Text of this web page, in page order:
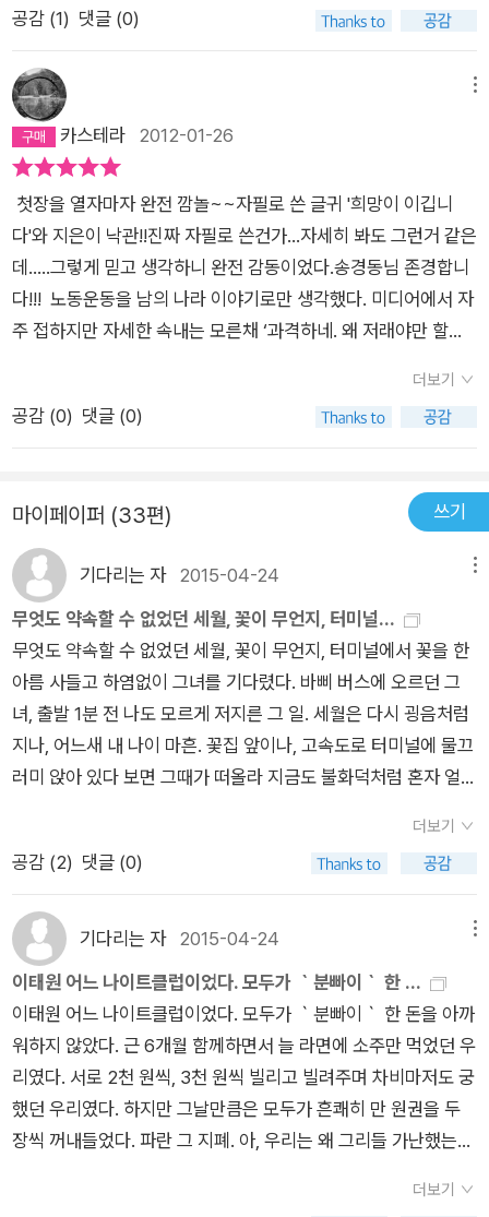
더라도 영혼을 팔지 않는 일이니까. 모두 함께 다른 세상을 꿈꾸
자. 꿈은 꾸는 순간 절반은 이루어지니까.(p 138) 왜 난 송경동
씨처럼 꿈을 꾸지 못하는 것일까? 그러면 안된다고 생각하면서
꿈을 향해 달려가지만, 그것과는 별개로 어느새 가능과 불가능을
판단하고 있는 내 모습이 비겁해 보인다. '꿈은 꾸는 순간 절반은
가 위에 언급한 선생님께서 수업시간에 하셨던 말이 생각이 났다.
'마틴 루터 킹 목사의 연설은 글로 볼 것이 아니라 직접 들어야 한
다. 시간이 되면 인터넷에서 찾아서 들어봐라.' 책을 덮고 연설을
찾아서 들었다. 'I have a dream'이라는 유명한 연설! 우리가 생
각하기에 아주 부드럽고 아련한 목소리로 우리의 감성을 자극할
것이라 상상했지만 실제 연설은 정반대다. 마틴 루터 킹 목사가
연설하는 내내 그의 연설을 듣는 사람들의 말소리가 같이 섞여서
대로 담겨 있다. 마틴 루터 킹 목사의 목소리도 부드럽지도, 그리
고 아련하지도 않다. 힘이 있고, 사람들을 선동하는 것처럼 열변
을 토한다. 아마 조현오 총장이 그 자리에 있었다면 그 특유의 목
소리로 '물대포 쏴'하고 외쳤을 지도 모르겠다. 메이저 언론에서
는 '빨갱이 목사, 선동가, 폭력 시위 유발자'라는 자극적인 기사 제
목을 달면서 사회면 톱으로 다루었을지도 모르겠다. 그정도로 그
의 목소리는 열정적이다. 아니다. 더 정확하게 말하면 격정적이
다. 전율이 흐른다. 나도 모르게 그 안으로 빨려 들어간다. 옆에서
헤드셋 너머로 들리는 소리를 듣고 데모하는 영상을 듣냐고 물어
본다. 마틴 루터 킹 목사의 연설을 듣고, 생각 난 김에 인터넷에
서 송경동씨의 추모시 낭독 영상을 찾아본다. 용산 참사 피해자들
을 추모하면서 쓴 시를 낭독하는데 차마 마지막까지 듣지 못했다.
딱 어울린다. '나는 네번 죽었지만 아직 살아 있다'는 시인의 절규
가 새파랗게 날 선 칼이 되어 내 가슴에 박힌다. 마틴 루터 킹 목
사도 그렇고 송경동 시인도 그렇고 아직 꿈을 포기 하지 못하는
이들은 이렇게나 열정적인가 보다. 이제 나도 조금 더 꿈을 꿔보
기로 한다. 희망 고문? 좋다. 고문을 고문이라고 느끼는 것도, 아
픔을 느끼는 것도, 절망감을 느끼는 것도 아직 내가 살아 있다는
증거가 아니겠는가? 아직 내가 세상과 야합하지 않은 증거가 아
니겠는가? 밤새워 노래와 춤과 이야기들이 끊이지 않을 것이다.
것이다. 그게 무슨 힘이 될 거냐고? 하지만 우리는 믿는다. 사람
슬픈 일이라는 것은 그의 산문집을 읽어보면 알게 된다. 그의 산
만 또 전혀 변하지 않거나 더 나빠졌다. 오죽하면 다같이 잘 사는
세상을 꿈꾸는 자가 잡혀가는 세상이 되었겠는가. 달라지지 않는
세상을 사는 동안 그는 대추리, 기륭전자, 용산, 콜트 콜텍, 85호
크레인, 희망버스와 함께 살았다. 그렇게 많은 사람들이 죽거나
다치고, 감옥에 가고 나오는 동안 노동자, 가진 것 없는 자의 삶은
조금도 나아지지 않았다. 그러니 그의 말대로 이 나라는 참으로
‘이상한 나라’다. 그렇지만 또 그들이 사는 세상은 얼마나 인정 많
고 눈물 많고 사연 많고 착한 사람들인지. 그저 순리대로 살자고
그렇게 살면 언젠가는 좀 번듯하게, 혹은 사우나 정도는 남에게
의 눈으로 대신 가본 그곳에서는 그게 참 어렵고 힘들어 보인다.
순간 순간 미안함과 죄스러움으로 눈물이 나오는데 그러다가 그
의 글을 거의 다 읽을 무렵에는 내가 한심해져서 눈물이 났다. 그
눈물은 죄스러움도 미안함도 아니다. 아무것도 아닌 나에 대한 연
민 때문이다. 깨지고 부러지면서도 눈 하나 깜짝 하지 않는 그와
그들은 얼마나 강한 사람들이란 말인가. 그러니 300일이 넘도록
공중에 매달려 지내면서도 웃음을 잃지 않았던 김진숙에게 더 이
상 미안함을 가질 수 없었다. 제 발로 걸어간 경찰서에서 우습게
도 수감이 된 송경동 시인은 그 안에서 조차 “내 안에 도사린 어
떤 역사와 진보에 대한 패배 의식”을 반성하면서 자신을 질책한
다. “정리 해고와 비정규직화는 어쩔 수 없다는 이 시대의 감옥에
서, 모든 억압과 좌절의 감옥에서 더 많은 사람들이 나비처럼 훨
훨 날아 오르는 꿈을 꾸”(<작가의 말>에서)는 그에게 죄책감을
못함에서 오는 것이라기 보다는 나는 그들보다 낫다는 못난 여유
와 안도감에서 오는 것이기 때문이다. 나는 얼마나 쉽게 무너지
고 좌절하고 비겁해 질 수 있는지 잘 안다. 목숨을 걸고 지켜야 할
사람이 없는 사람이다. 감옥 조차 억압하지 못하는 자유로운 영혼
과 강한 신념을 가진 그들을 그저 한없이 존경할 뿐이다. 책을 덮
고 이런 저런 생각으로 나를 못살게 구는 사이, 송경동과 정진우
는 보석허가를 받고 석방되었다. 쌍용차로, 콜트 콜텍 현장으로
또 냅다 달려가리라. 나는 앞으로도 이런 핑계 저런 이유로 희망
버스를 타는 용기를 내지는 못할 것이다. 또 다시 촛불이 광장을
뒤덮을 때도 맨 나중에나 겨우 몸을 움직일 것이다. 그러다가 때
를 놓치고는 비겁하게 안도를 하거나. 진저리를 치며 그래도 할
수 없이 나는 나의 논리와 나의 이유로 그들과 함께 이 시간을 살
다. 굳이 저렇게 해야하나, 이젠 본인과 상관없는 일이 아닌가, 난
내가 얼마나 무지했었는가, 내가 얼마나 날이 선 사람이었는가,
내가 얼마나 이기적이었었던가. 그들은 자신들이 죽은 열사들을
죽인 자라며 비통해했다. 같이 투쟁하고, 같이 희망을 꿈꿨음에도
면 그에 무지했던 나는 어떤 사람이란 말인가. 난 그들의 시체에
몇 번이고 확인 사살한 잔인 무도한 사람이 아니겠는가. 이렇게
문학은 나를 겸허하게 만들고 나를 눈물짓게 만들고 나를 무릎꿇
게 만든다. 자존심이 꽤 세다는 말을 듣는 나도 문학에는 늘 지고
만다. <느낌의 공동체>에서 신형철 평론가가 말했듯 늘 지는 쪽
은 더 사랑하는 쪽이다. 그들을 무자비하게 확인 사살했다는 사실
에 마음을 다친 나는 그래도 문학을 아주 많이 사랑해서 다행이라
단어는 이런 글에나 어울릴 수 있는 말이다. 사회에 대한 개인의
끝없는 투쟁이 몸에 오롯이 새겨낸 상처가 글로 되살아나고 그 글
이 독자의 마음에 다시 한 번 새겨지며 눈물 지을 때 비로소 진정
성은 완성되는 것이다. 마음이 아파 한 번에 읽을 수가 없었다. 어
려운 책은 아니었지만 한 장 한 장이 힘이 들었다. 종이가 담고 있
는 텍스트가 이렇게 날카롭고도 따뜻할 수 있는 법이라는 것이 새
삼 놀라웠다. '모두에게 일독을' 권하고 싶은 이 책은 한 개인의
투쟁사이다. 하지만 개인의 투쟁은 사회의 구조와, 세상의 모순과
연결되지 않을 리가 없다. 한 개인의 투쟁사를 통해 난 한 사회의
구조를 보았고 그 구조가 얽혀있는 세상의 모순을 보았다. 그것을
본 순간, 나 역시 피해자임과 동시에 가해자임을 알았고 끝없는
번민과 자기반성을 해야만 했다. 그럼에 이 쉽지 않은, 마음을 몇
만 같다.
공감 (1) 댓글 (0)
카스테라 2012-01-26
첫장을 열자마자 완전 깜놀~~자필로 쓴 글귀 '희망이 이깁니
다'와 지은이 낙관!!진짜 자필로 쓴건가...자세히 봐도 그런거 같은
데.....그렇게 믿고 생각하니 완전 감동이었다.송경동님 존경합니
다!!! 노동운동을 남의 나라 이야기로만 생각했다. 미디어에서 자
주 접하지만 자세한 속내는 모른채 ‘과격하네. 왜 저래야만 할까?
자본주의 아래 고통을 받고 있는건 알지만 실제 그걸 바꾸기 위해
용감히 나서는 그들이 자랑스러웠다. 나 역시도 자본주의 아래 고
통받고 있는 한 사람일지 모른다. 하지만 난 그저 방관자로 직접
적인 큰 피해를 보지 않았으니 눈치보며 살아가는 비겁자란 생각
이 들었다. 그들은 남들을 위해 자신의 희생을 아끼지 않는다. 자
신의 한 몸 희생으로 이세상이 다 변하리라 생각지 않지만 작은
불씨는 될 수 있다는 신념이 있다. 그래 작은 불씨 하나하나가 모
여 큰 불꽃을 이룬다는 믿음. 하지만 아직도 거대 자본의 힘과 그
들 밑에 있는 권력은 이 불꽃을 너무 쉽게 꺼뜨릴 수 있는게 현실
이다. 이 가슴 아픈 현실앞에서 오늘도 울부짖고 있다. 단지 원하
는건 인간의 기본적인 살 권리다. 당연한 권리를 묵살 당하는 이
시대에 나의 위치는 어디일까?
더보기
공감 (0) 댓글 (0)
마이페이퍼 (33편) 쓰기
기다리는 자2015-04-24
무엇도 약속할 수 없었던 세월, 꽃이 무언지, 터미널...
무엇도 약속할 수 없었던 세월, 꽃이 무언지, 터미널에서 꽃을 한
아름 사들고 하염없이 그녀를 기다렸다. 바삐 버스에 오르던 그
녀, 출발 1분 전 나도 모르게 저지른 그 일. 세월은 다시 굉음처럼
지나, 어느새 내 나이 마흔. 꽃집 앞이나, 고속도로 터미널에 물끄
러미 앉아 있다 보면 그때가 떠올라 지금도 불화덕처럼 혼자 얼굴
만났다 짧은 생의 향기마저 나누지 못하고 헤어진 우리. 지금도
어느 회사 1층과 지하 창고에서는 그런 청년들의 숨은 이야기가
웃음꽃을 피우고 있을까. 그 청년들의 사랑에 부디 ｀사랑만이｀
있기를.(p51)
더보기
공감 (2) 댓글 (0)
기다리는 자2015-04-24
이태원 어느 나이트클럽이었다. 모두가 ｀분빠이｀ 한 ...
이태원 어느 나이트클럽이었다. 모두가 ｀분빠이｀ 한 돈을 아까
워하지 않았다. 근 6개월 함께하면서 늘 라면에 소주만 먹었던 우
리였다. 서로 2천 원씩, 3천 원씩 빌리고 빌려주며 차비마저도 궁
했던 우리였다. 하지만 그날만큼은 모두가 흔쾌히 만 원권을 두
장씩 꺼내들었다. 파란 그 지폐. 아, 우리는 왜 그리들 가난했는
더보기